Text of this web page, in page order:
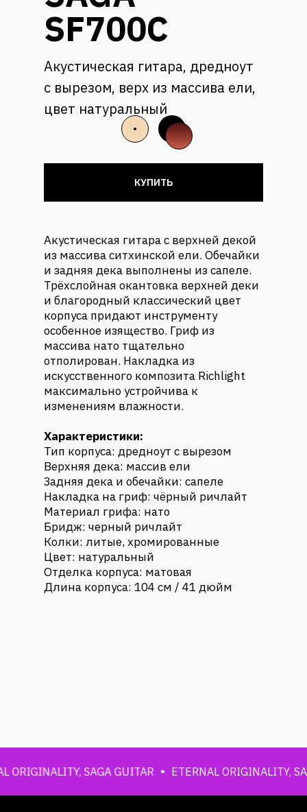
SF700C
Акустическая гитара, дредноут
с вырезом, верх из массива ели,
цвет натуральный
Акустическая гитара с верхней декой
из массива ситхинской ели. Обечайки
и задняя дека выполнены из сапеле.
Трёхслойная окантовка верхней деки
и благородный классический цвет
корпуса придают инструменту
особенное изящество. Гриф из
массива нато тщательно
отполирован. Накладка из
искусственного композита Richlight
максимально устройчива к
изменениям влажности.
Характеристики:
Тип корпуса: дредноут с вырезом
Верхняя дека: массив ели
Задняя дека и обечайки: сапеле
Накладка на гриф: чёрный ричлайт
Материал грифа: нато
Бридж: черный ричлайт
Колки: литые, хромированные
Цвет: натуральный
Отделка корпуса: матовая
Длина корпуса: 104 см / 41 дюйм
КУПИТЬ
SAGA GUITAR ETERNAL ORIGINALITY,